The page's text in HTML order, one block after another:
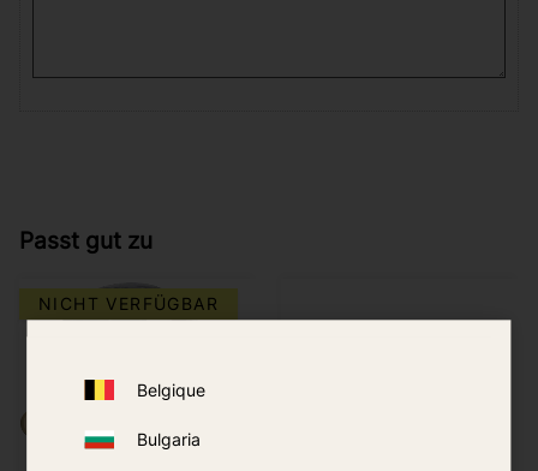
Belgique
Bulgaria
Passt gut zu
NICHT VERFÜGBAR